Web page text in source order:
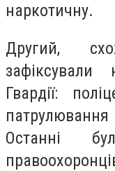
наркотичну.
Другий,
зафіксували
Гвардії:
Останні